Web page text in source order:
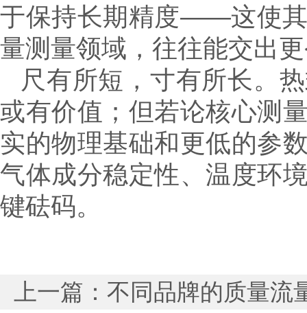
于保持长期精度——这使其
量测量领域，往往能交出
尺有所短，寸有所长。
或有价值；但若论核心测
实的物理基础和更低的参
气体成分稳定性、温度环
键砝码。
上一篇： 不同品牌的质量流